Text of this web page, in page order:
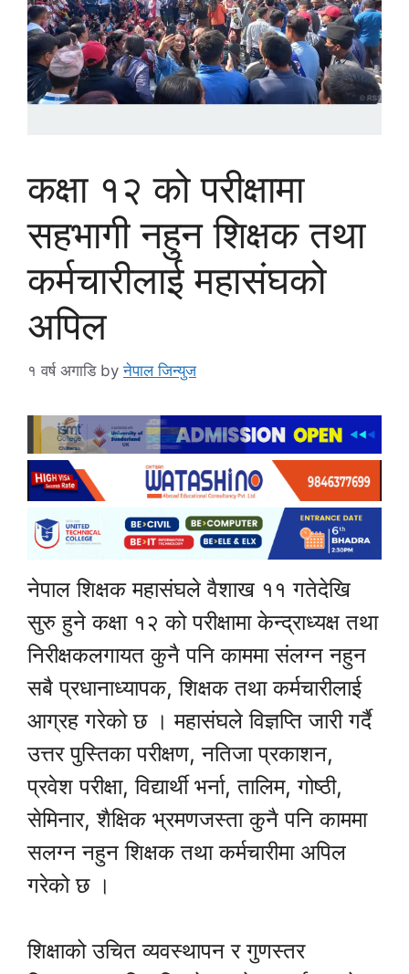
कक्षा १२ को परीक्षामा
सहभागी नहुन शिक्षक तथा
कर्मचारीलाई महासंघको
अपिल
१ वर्ष अगाडि byनेपाल जिन्युज
नेपाल शिक्षक महासंघले वैशाख ११ गतेदेखि
सुरु हुने कक्षा १२ को परीक्षामा केन्द्राध्यक्ष तथा
निरीक्षकलगायत कुनै पनि काममा संलग्न नहुन
सबै प्रधानाध्यापक, शिक्षक तथा कर्मचारीलाई
आग्रह गरेको छ । महासंघले विज्ञप्ति जारी गर्दै
उत्तर पुस्तिका परीक्षण, नतिजा प्रकाशन,
प्रवेश परीक्षा, विद्यार्थी भर्ना, तालिम, गोष्ठी,
सेमिनार, शैक्षिक भ्रमणजस्ता कुनै पनि काममा
सलग्न नहुन शिक्षक तथा कर्मचारीमा अपिल
गरेको छ ।
शिक्षाको उचित व्यवस्थापन र गुणस्तर